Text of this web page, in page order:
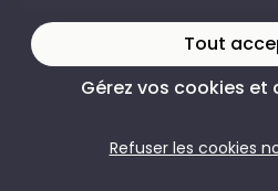
Tout
Gérez vos cookies
Refuser les cookies